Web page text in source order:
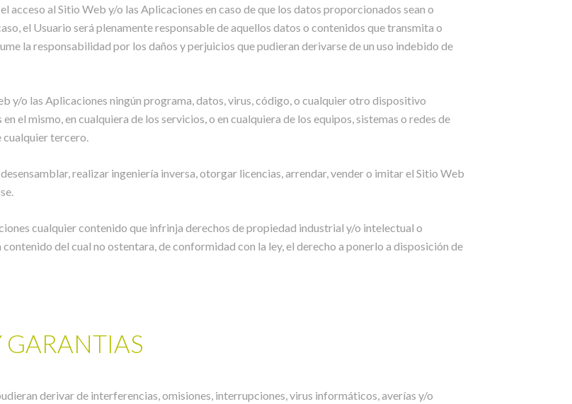
acceso al Sitio Web y/o las Aplicaciones en caso de que los datos proporcionados sean o
el Usuario será plenamente responsable de aquellos datos o contenidos que transmita o
la responsabilidad por los daños y perjuicios que pudieran derivarse de un uso indebido de
y/o las Aplicaciones ningún programa, datos, virus, código, o cualquier otro dispositivo
el mismo, en cualquiera de los servicios, o en cualquiera de los equipos, sistemas o redes de
cualquier tercero.
realizar ingeniería inversa, otorgar licencias, arrendar, vender o imitar el Sitio Web
cualquier contenido que infrinja derechos de propiedad industrial y/o intelectual o
del cual no ostentara, de conformidad con la ley, el derecho a ponerlo a disposición de
GARANTIAS
derivar de interferencias, omisiones, interrupciones, virus informáticos, averías y/o